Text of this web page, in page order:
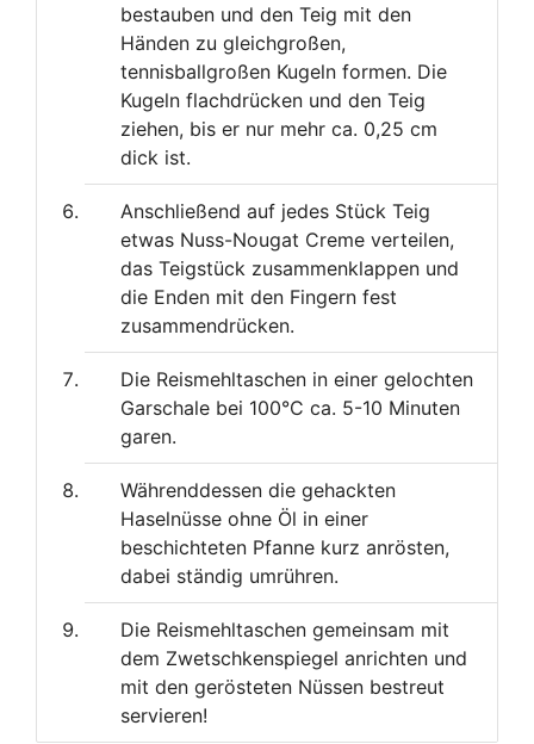
bestauben und den Teig mit den
Händen zu gleichgroßen,
tennisballgroßen Kugeln formen. Die
Kugeln flachdrücken und den Teig
ziehen, bis er nur mehr ca. 0,25 cm
dick ist.
Anschließend auf jedes Stück Teig
etwas Nuss-Nougat Creme verteilen,
das Teigstück zusammenklappen und
die Enden mit den Fingern fest
zusammendrücken.
Die Reismehltaschen in einer gelochten
Garschale bei 100°C ca. 5-10 Minuten
garen.
Währenddessen die gehackten
Haselnüsse ohne Öl in einer
beschichteten Pfanne kurz anrösten,
dabei ständig umrühren.
Die Reismehltaschen gemeinsam mit
dem Zwetschkenspiegel anrichten und
mit den gerösteten Nüssen bestreut
servieren!